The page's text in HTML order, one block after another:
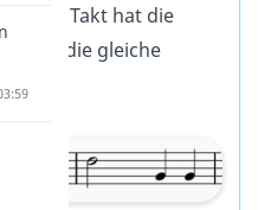
Jeder Takt hat die
, also die gleiche